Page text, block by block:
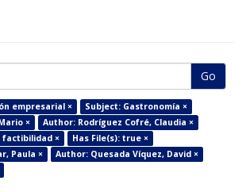
Go
empresarial ×
Subject: Gastronomía ×
×
Author: Rodríguez Cofré, Claudia ×
factibilidad ×
Has File(s): true ×
Paula ×
Author: Quesada Víquez, David ×